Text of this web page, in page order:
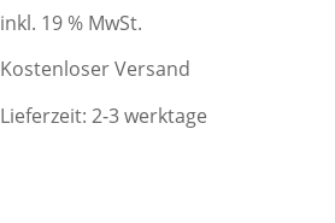
war:
259,00 €
ist:
155,00 €.
inkl. 19 % MwSt.
Kostenloser Versand
Lieferzeit:2-3 werktage